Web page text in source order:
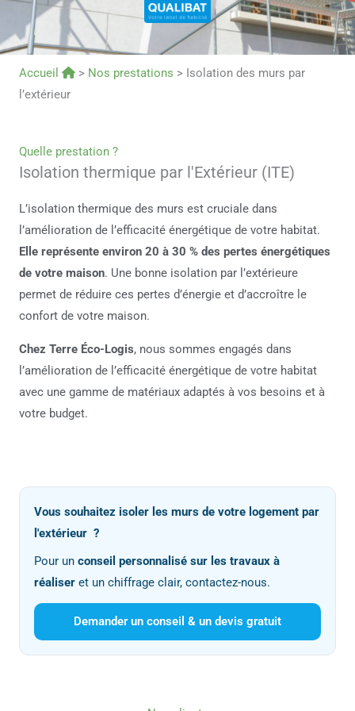
Accueil > Nos prestations > Isolation des murs par
l’extérieur
Quelle prestation ?
Isolation thermique par l'Extérieur (ITE)
L’isolation thermique des murs est cruciale dans
l’amélioration de l’efficacité énergétique de votre habitat.
Elle représente environ 20 à 30 % des pertes énergétiques
de votre maison. Une bonne isolation par l’extérieure
permet de réduire ces pertes d’énergie et d’accroître le
confort de votre maison.
Chez Terre Éco-Logis, nous sommes engagés dans
l’amélioration de l’efficacité énergétique de votre habitat
avec une gamme de matériaux adaptés à vos besoins et à
votre budget.
Vous souhaitez isoler les murs de votre logement par
l'extérieur ?
Pour un conseil personnalisé sur les travaux à
réaliser et un chiffrage clair, contactez-nous.
Demander un conseil & un devis gratuit